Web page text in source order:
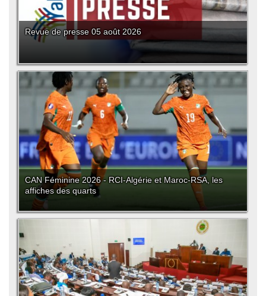
Revue de presse 05 août 2026
CAN Féminine 2026 - RCI-Algérie et Maroc-RSA, les
affiches des quarts